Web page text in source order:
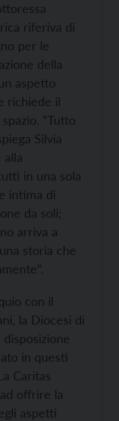
riferiva di
per le
della
aspetto
richiede il
“Tutto
Silvia
in una sola
intima di
da soli;
arriva a
storia che
con il
la Diocesi di
in questi
Caritas
offrire la
aspetti